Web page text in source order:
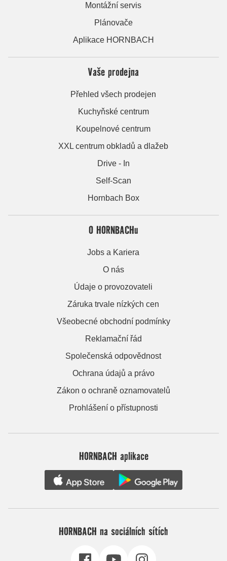
Montážní servis
Plánovače
Aplikace HORNBACH
Vaše prodejna
Přehled všech prodejen
Kuchyňské centrum
Koupelnové centrum
XXL centrum obkladů a dlažeb
Drive - In
Self-Scan
Hornbach Box
O HORNBACHu
Jobs a Kariera
O nás
Údaje o provozovateli
Záruka trvale nízkých cen
Všeobecné obchodní podmínky
Reklamační řád
Společenská odpovědnost
Ochrana údajů a právo
Zákon o ochraně oznamovatelů
Prohlášení o přístupnosti
HORNBACH aplikace
HORNBACH na sociálních sítích